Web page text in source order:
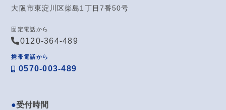
大阪市東淀川区柴島1丁目7番50号
固定電話から
0120-364-489
携帯電話から
0570-003-489
受付時間